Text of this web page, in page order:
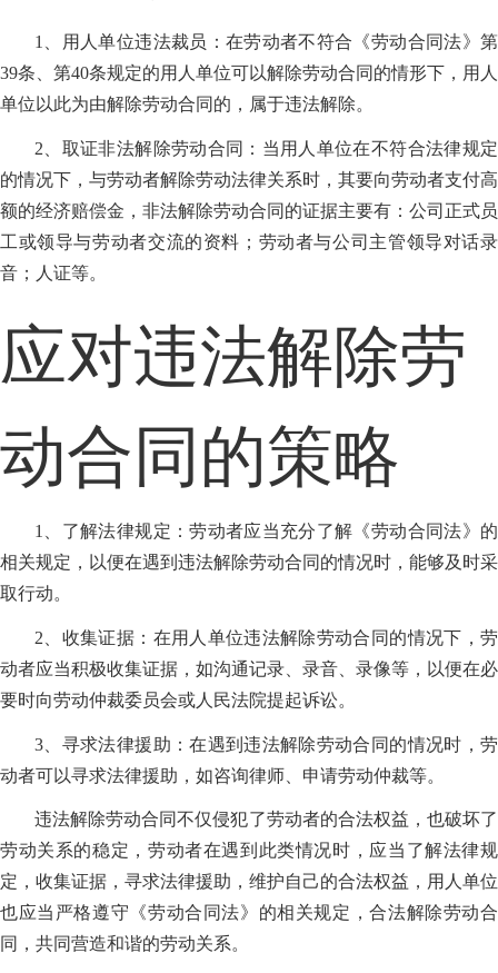
1、用人单位违法裁员：在劳动者不符合《劳动合同法》第
39条、第40条规定的用人单位可以解除劳动合同的情形下，用人
单位以此为由解除劳动合同的，属于违法解除。
2、取证非法解除劳动合同：当用人单位在不符合法律规定
的情况下，与劳动者解除劳动法律关系时，其要向劳动者支付高
额的经济赔偿金，非法解除劳动合同的证据主要有：公司正式员
工或领导与劳动者交流的资料；劳动者与公司主管领导对话录
音；人证等。
应对违法解除劳
动合同的策略
1、了解法律规定：劳动者应当充分了解《劳动合同法》的
相关规定，以便在遇到违法解除劳动合同的情况时，能够及时采
取行动。
2、收集证据：在用人单位违法解除劳动合同的情况下，劳
动者应当积极收集证据，如沟通记录、录音、录像等，以便在必
要时向劳动仲裁委员会或人民法院提起诉讼。
3、寻求法律援助：在遇到违法解除劳动合同的情况时，劳
动者可以寻求法律援助，如咨询律师、申请劳动仲裁等。
违法解除劳动合同不仅侵犯了劳动者的合法权益，也破坏了
劳动关系的稳定，劳动者在遇到此类情况时，应当了解法律规
定，收集证据，寻求法律援助，维护自己的合法权益，用人单位
也应当严格遵守《劳动合同法》的相关规定，合法解除劳动合
同，共同营造和谐的劳动关系。